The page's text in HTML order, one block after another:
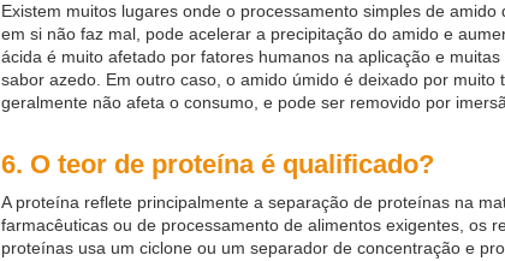
Existem muitos lugares onde o processamento simples de
em si não faz mal, pode acelerar a precipitação do amido e
ácida é muito afetado por fatores humanos na aplicação e
sabor azedo. Em outro caso, o amido úmido é deixado por
geralmente não afeta o consumo, e pode ser removido por
6. O teor de proteína é qualificado?
A proteína reflete principalmente a separação de proteínas na
farmacêuticas ou de processamento de alimentos exigentes, os
proteínas usa um ciclone ou um separador de concentração e